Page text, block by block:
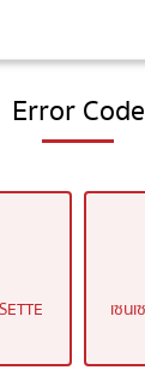
Error Code
เซน